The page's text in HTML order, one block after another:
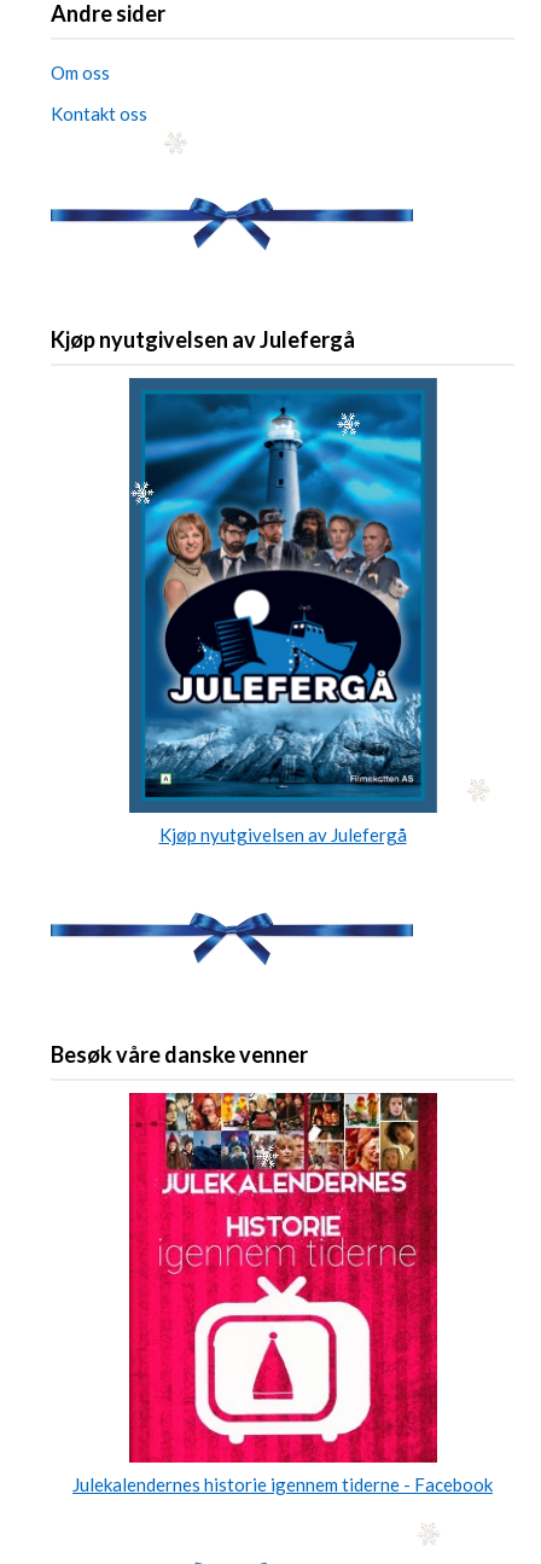
Andre sider
Om oss
Kontakt oss
Kjøp nyutgivelsen av Julefergå
Kjøp nyutgivelsen av Julefergå
Besøk våre danske venner
Julekalendernes historie igennem tiderne - Facebook